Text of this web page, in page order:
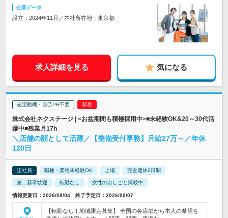
企業データ
設立：2024年11月／本社所在地：東京都
求人詳細を見る 気になる
志望動機・自己PR不要
株式会社ネクステージ | <お盆期間も積極採用中>■未経験OK&20～30代活
躍中■残業月17h
＼店舗の顔として活躍／【整備受付事務】月給27万～／年休
120日
正社員 職種・業種未経験OK 上場 完全週休2日制
第二新卒歓迎 転勤なし 女性のおしごと掲載中
情報更新日：2026/08/04 終了予定日：2026/09/07
【転勤なし！地域限定募集】 全国の各店舗から本人の希望を